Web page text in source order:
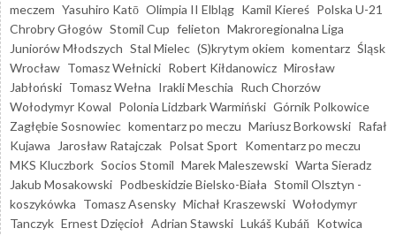
meczem Yasuhiro Katō Olimpia II Elbląg Kamil Kiereś Polska U-21
Chrobry Głogów Stomil Cup felieton Makroregionalna Liga
Juniorów Młodszych Stal Mielec (S)krytym okiem komentarz Śląsk
Wrocław Tomasz Wełnicki Robert Kiłdanowicz Mirosław
Jabłoński Tomasz Wełna Irakli Meschia Ruch Chorzów
Wołodymyr Kowal Polonia Lidzbark Warmiński Górnik Polkowice
Zagłębie Sosnowiec komentarz po meczu Mariusz Borkowski Rafał
Kujawa
Jarosław Ratajczak Polsat Sport Komentarz po meczu
MKS Kluczbork Socios Stomil Marek Maleszewski Warta Sieradz
Jakub Mosakowski Podbeskidzie Bielsko-Biała Stomil Olsztyn -
koszykówka Tomasz Asensky Michał Kraszewski Wołodymyr
Tanczyk Ernest Dzięcioł Adrian Stawski Lukáš Kubáň Kotwica